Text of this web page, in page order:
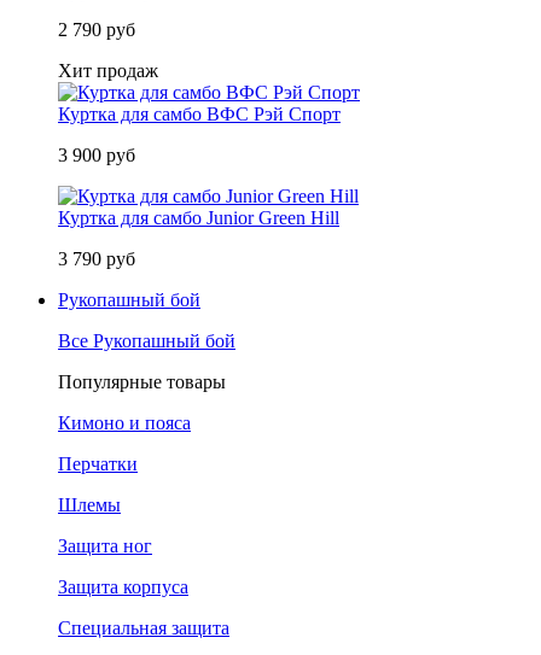
2 790 руб
Хит продаж
Куртка для самбо ВФС Рэй Спорт
3 900 руб
Куртка для самбо Junior Green Hill
3 790 руб
Рукопашный бой
Все Рукопашный бой
Популярные товары
Кимоно и пояса
Перчатки
Шлемы
Защита ног
Защита корпуса
Специальная защита